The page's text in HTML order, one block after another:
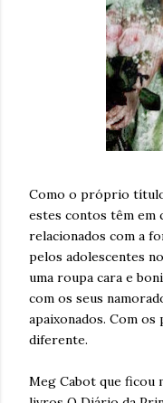
Como o próprio
estes contos têm em
relacionados com a
pelos adolescentes
uma roupa cara e
com os seus
apaixonados. Com
diferente.
Meg Cabot que ficou